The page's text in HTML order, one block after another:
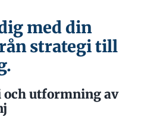
med din
strategi till
och utformning av